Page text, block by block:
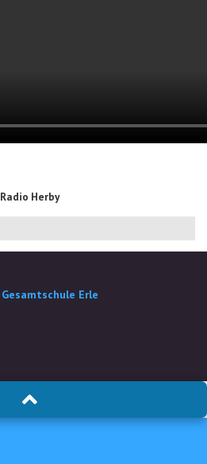
Radio Herby
Gesamtschule Erle